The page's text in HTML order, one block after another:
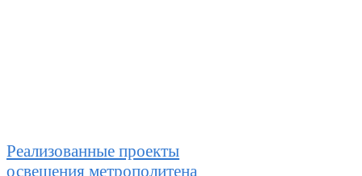
Реализованные проекты
освещения метрополитена